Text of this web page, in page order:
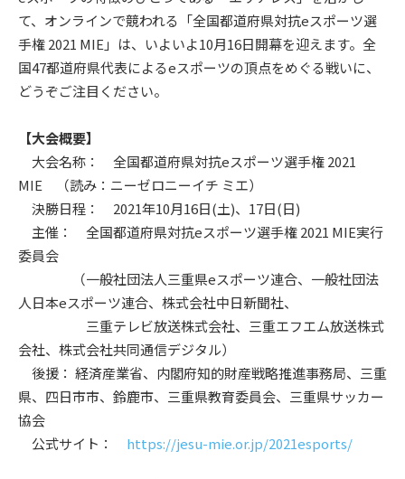
て、オンラインで競われる「全国都道府県対抗eスポーツ選
手権 2021 MIE」は、いよいよ10月16日開幕を迎えます。全
国47都道府県代表によるeスポーツの頂点をめぐる戦いに、
どうぞご注目ください。
【大会概要】
大会名称： 全国都道府県対抗eスポーツ選手権 2021
MIE （読み：ニーゼロニーイチ ミエ）
決勝日程： 2021年10月16日(土)、17日(日)
主催： 全国都道府県対抗eスポーツ選手権 2021 MIE実行
委員会
（一般社団法人三重県eスポーツ連合、一般社団法
人日本eスポーツ連合、株式会社中日新聞社、
三重テレビ放送株式会社、三重エフエム放送株式
会社、株式会社共同通信デジタル）
後援： 経済産業省、内閣府知的財産戦略推進事務局、三重
県、四日市市、鈴鹿市、三重県教育委員会、三重県サッカー
協会
公式サイト： https://jesu-mie.or.jp/2021esports/